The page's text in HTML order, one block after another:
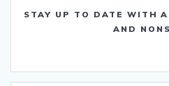
STAY UP TO DATE WITH
AND